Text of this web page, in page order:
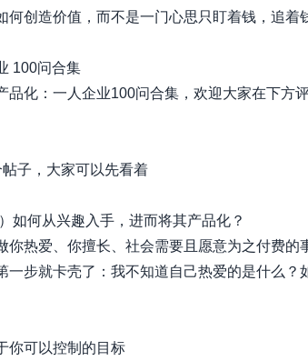
何创造价值，而不是一门心思只盯着钱，追着
100问合集
品化：一人企业100问合集，欢迎大家在下方
子，大家可以先看着
如何从兴趣入手，进而将其产品化？
你热爱、你擅长、社会需要且愿意为之付费的
一步就卡壳了：我不知道自己热爱的是什么？
你可以控制的目标